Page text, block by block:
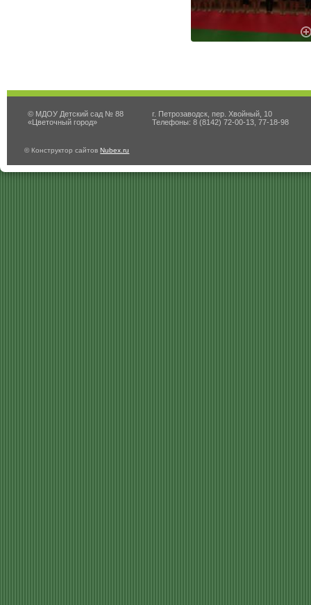
© МДОУ Детский сад № 88
«Цветочный город»
г. Петрозаводск, пер. Хвойный, 10
Телефоны: 8 (8142) 72-00-13, 77-18-98
© Конструктор сайтовNubex.ru